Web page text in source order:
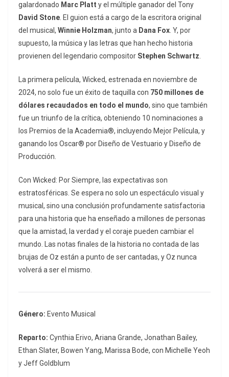
galardonado Marc Platt y el múltiple ganador del Tony
David Stone . El guion está a cargo de la escritora original
del musical, Winnie Holzman, junto a Dana Fox . Y, por
supuesto, la música y las letras que han hecho historia
provienen del legendario compositor Stephen Schwartz
La primera película, Wicked, estrenada en noviembre de
2024, no solo fue un éxito de taquilla con 750 millones de
dólares recaudados en todo el mundo, sino que también
fue un triunfo de la crítica, obteniendo 10 nominaciones a
los Premios de la Academia®, incluyendo Mejor Película, y
ganando los Oscar® por Diseño de Vestuario y Diseño de
Producción.
Con Wicked: Por Siempre, las expectativas son
estratosféricas. Se espera no solo un espectáculo visual y
musical, sino una conclusión profundamente satisfactoria
para una historia que ha enseñado a millones de personas
que la amistad, la verdad y el coraje pueden cambiar el
mundo. Las notas finales de la historia no contada de las
brujas de Oz están a punto de ser cantadas, y Oz nunca
volverá a ser el mismo.
Género: Evento Musical
Reparto: Cynthia Erivo, Ariana Grande, Jonathan Bailey,
Ethan Slater, Bowen Yang, Marissa Bode, con Michelle Yeoh
y Jeff Goldblum